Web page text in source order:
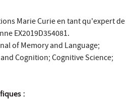
Marie Curie en tant qu'expert de
EX2019D354081.
of Memory and Language;
Cognition; Cognitive Science;
: